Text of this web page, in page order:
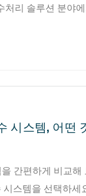
처리 솔루션 분야
시스템, 어떤
간편하게 비교해
스템을 선택하세